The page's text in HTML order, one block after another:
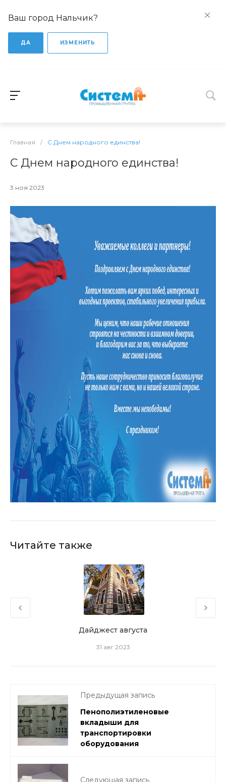
Ваш город Нальчик?
ДА ИЗМЕНИТЬ
Главная / С Днем народного единства!
С Днем народного единства!
3 ноя 2023
Читайте также
Дайджест августа
31 авг 2023
Предыдущая запись
Пенополиэтиленовые
вкладыши для
транспортировки
оборудования
Следующая запись